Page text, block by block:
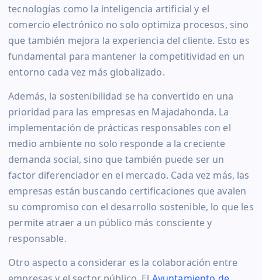
tecnologías como la inteligencia artificial y el
comercio electrónico no solo optimiza procesos, sino
que también mejora la experiencia del cliente. Esto es
fundamental para mantener la competitividad en un
entorno cada vez más globalizado.
Además, la sostenibilidad se ha convertido en una
prioridad para las empresas en Majadahonda. La
implementación de prácticas responsables con el
medio ambiente no solo responde a la creciente
demanda social, sino que también puede ser un
factor diferenciador en el mercado. Cada vez más, las
empresas están buscando certificaciones que avalen
su compromiso con el desarrollo sostenible, lo que les
permite atraer a un público más consciente y
responsable.
Otro aspecto a considerar es la colaboración entre